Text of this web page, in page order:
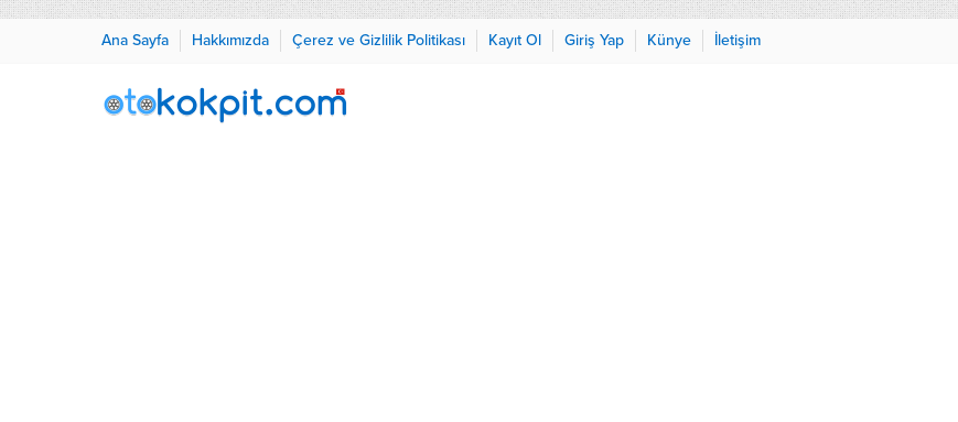
Ana Sayfa Hakkımızda Çerez ve Gizlilik Politikası Kayıt Ol Giriş Yap Künye İletişim